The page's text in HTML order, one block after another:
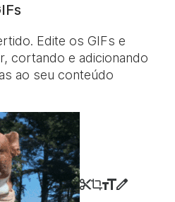
Edite os GIFs e
cortando e adicionando
ao seu conteúdo